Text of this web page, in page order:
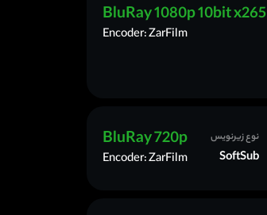
BluRay 1080p 10bit x265
Encoder: ZarFilm
نوع زیرنویس
SoftSub
BluRay 720p
Encoder: ZarFilm